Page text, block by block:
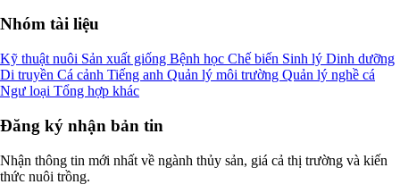
Nhóm tài liệu
Kỹ thuật nuôi Sản xuất giống Bệnh học Chế biến Sinh lý Dinh dưỡng
Di truyền Cá cảnh Tiếng anh Quản lý môi trường Quản lý nghề cá
Ngư loại Tổng hợp khác
Đăng ký nhận bản tin
Nhận thông tin mới nhất về ngành thủy sản, giá cả thị trường và kiến
thức nuôi trồng.